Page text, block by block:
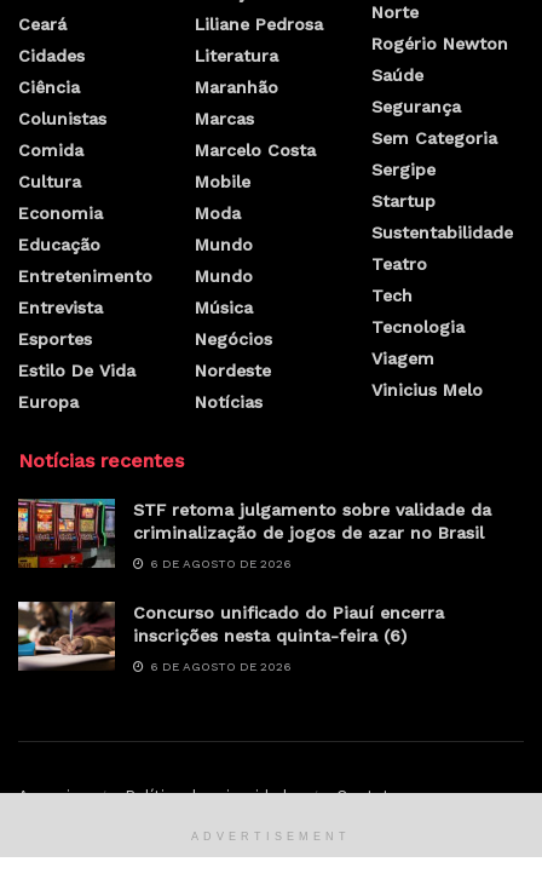
Ceará
Cidades
Ciência
Colunistas
Comida
Cultura
Economia
Educação
Entretenimento
Entrevista
Esportes
Estilo De Vida
Europa
Liliane Pedrosa
Literatura
Maranhão
Marcas
Marcelo Costa
Mobile
Moda
Mundo
Mundo
Música
Negócios
Nordeste
Notícias
Norte
Rogério Newton
Saúde
Segurança
Sem Categoria
Sergipe
Startup
Sustentabilidade
Teatro
Tech
Tecnologia
Viagem
Vinicius Melo
Notícias recentes
STF retoma julgamento sobre validade da
criminalização de jogos de azar no Brasil
6 DE AGOSTO DE 2026
Concurso unificado do Piauí encerra
inscrições nesta quinta-feira (6)
6 DE AGOSTO DE 2026
Anunciar Política de privacidade Contato
ADVERTISEMENT